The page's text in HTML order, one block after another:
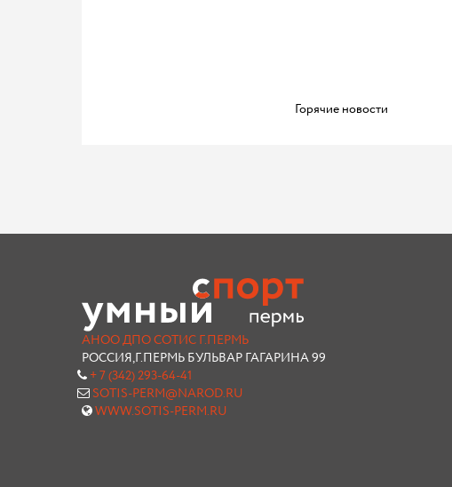
Горячие новости
АНОО ДПО СОТИС Г.ПЕРМЬ
РОССИЯ,Г.ПЕРМЬ БУЛЬВАР ГАГАРИНА 99
+ 7 (342) 293-64-41
SOTIS-PERM@NAROD.RU
WWW.SOTIS-PERM.RU